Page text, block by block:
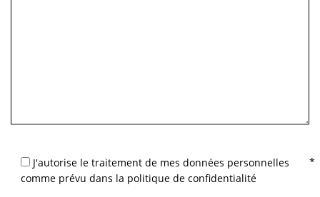
J'autorise le traitement de mes données personnelles
comme prévu dans la politique de confidentialité